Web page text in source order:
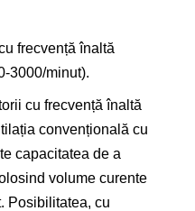
frecvență înaltă
3000/minut).
cu frecvență înaltă
convențională cu
capacitatea de a
volume curente
Posibilitatea, cu